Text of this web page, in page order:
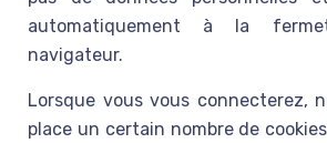
automatiquement à la
navigateur.
Lorsque vous vous connecterez,
place un certain nombre de